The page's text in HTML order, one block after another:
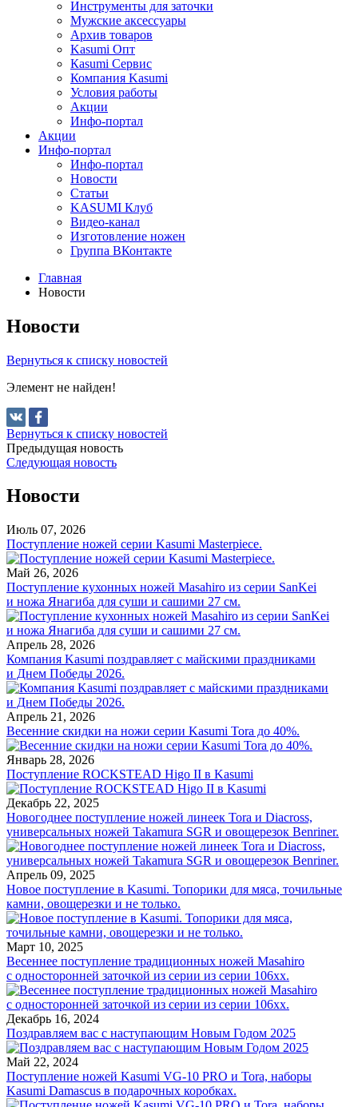
Инструменты для заточки
Мужские аксессуары
Архив товаров
Kasumi Опт
Кasumi Сервис
Компания Kasumi
Условия работы
Акции
Инфо-портал
Акции
Инфо-портал
Инфо-портал
Новости
Статьи
KASUMI Клуб
Видео-канал
Изготовление ножен
Группа ВКонтакте
Главная
Новости
Новости
Вернуться к списку новостей
Элемент не найден!
Вернуться к списку новостей
Предыдущая новость
Следующая новость
Новости
Июль 07, 2026
Поступление ножей серии Kasumi Masterpiece.
Май 26, 2026
Поступление кухонных ножей Masahiro из серии SanKei
и ножа Янагиба для суши и сашими 27 см.
Апрель 28, 2026
Компания Kasumi поздравляет с майскими праздниками
и Днем Победы 2026.
Апрель 21, 2026
Весенние скидки на ножи серии Kasumi Tora до 40%.
Январь 28, 2026
Поступление ROCKSTEAD Higo II в Kasumi
Декабрь 22, 2025
Новогоднее поступление ножей линеек Tora и Diacross,
универсальных ножей Takamura SGR и овощерезок Benriner.
Апрель 09, 2025
Новое поступление в Kasumi. Топорики для мяса, точильные
камни, овощерезки и не только.
Март 10, 2025
Весеннее поступление традиционных ножей Masahiro
с односторонней заточкой из серии из серии 106хх.
Декабрь 16, 2024
Поздравляем вас с наступающим Новым Годом 2025
Май 22, 2024
Поступление ножей Kasumi VG-10 PRO и Tora, наборы
Kasumi Damascus в подарочных коробках.